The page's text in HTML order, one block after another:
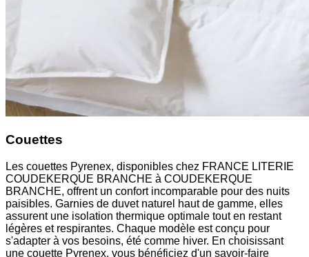
Couettes
Les couettes Pyrenex, disponibles chez FRANCE LITERIE
COUDEKERQUE BRANCHE à COUDEKERQUE
BRANCHE, offrent un confort incomparable pour des nuits
paisibles. Garnies de duvet naturel haut de gamme, elles
assurent une isolation thermique optimale tout en restant
légères et respirantes. Chaque modèle est conçu pour
s'adapter à vos besoins, été comme hiver. En choisissant
une couette Pyrenex, vous bénéficiez d'un savoir-faire